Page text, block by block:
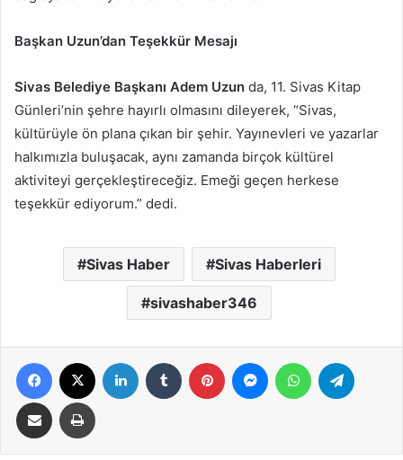
Başkan Uzun’dan Teşekkür Mesajı
Sivas Belediye Başkanı Adem Uzun da, 11. Sivas Kitap
Günleri’nin şehre hayırlı olmasını dileyerek, “Sivas,
kültürüyle ön plana çıkan bir şehir. Yayınevleri ve yazarlar
halkımızla buluşacak, aynı zamanda birçok kültürel
aktiviteyi gerçekleştireceğiz. Emeği geçen herkese
teşekkür ediyorum.” dedi.
Sivas Haber Sivas Haberleri
sivashaber346
Facebook LinkedIn Tumblr Pinterest MessengerWhatsApp
E-Posta ile paylaş Yazdır